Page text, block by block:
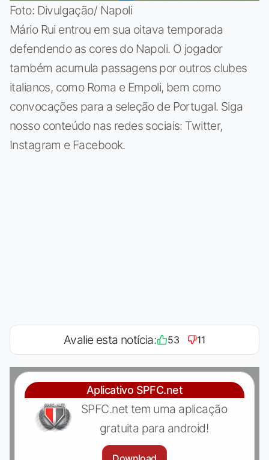
Foto: Divulgação/ Napoli
Mário Rui entrou em sua oitava temporada
defendendo as cores do Napoli. O jogador
também acumula passagens por outros clubes
italianos, como Roma e Empoli, bem como
convocações para a seleção de Portugal. Siga
nosso conteúdo nas redes sociais: Twitter,
Instagram e Facebook.
Avalie esta notícia: 53 11
Aplicativo SPFC.net
SPFC.net tem uma aplicação
gratuita para android!